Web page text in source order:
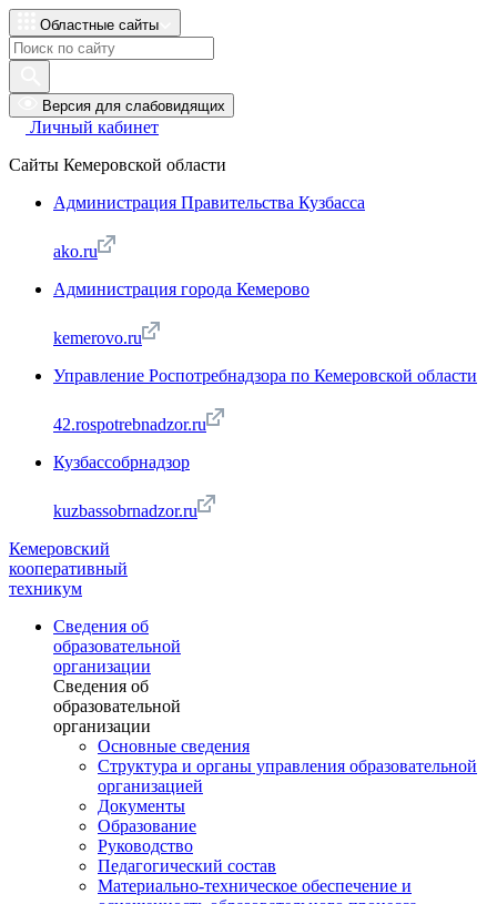
Областные сайты
Версия для слабовидящих
Личный кабинет
Сайты Кемеровской области
Администрация Правительства Кузбасса
ako.ru
Администрация города Кемерово
kemerovo.ru
Управление Роспотребнадзора по Кемеровской области
42.rospotrebnadzor.ru
Кузбассобрнадзор
kuzbassobrnadzor.ru
Кемеровский
кооперативный
техникум
Сведения об
образовательной
организации
Сведения об
образовательной
организации
Основные сведения
Структура и органы управления образовательной
организацией
Документы
Образование
Руководство
Педагогический состав
Материально-техническое обеспечение и